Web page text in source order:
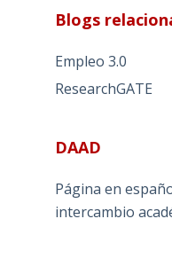
Blogs
Empleo 3.0
ResearchGATE
DAAD
Página en
intercambio